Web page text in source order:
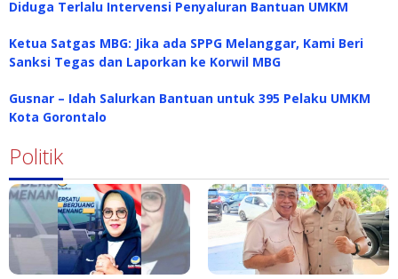
Diduga Terlalu Intervensi Penyaluran Bantuan UMKM
Ketua Satgas MBG: Jika ada SPPG Melanggar, Kami Beri
Sanksi Tegas dan Laporkan ke Korwil MBG
Gusnar – Idah Salurkan Bantuan untuk 395 Pelaku UMKM
Kota Gorontalo
Politik